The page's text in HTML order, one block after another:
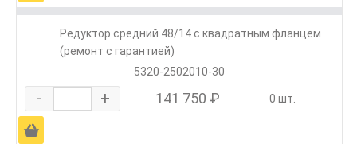
Редуктор средний 48/14 с квадратным фланцем
(ремонт с гарантией)
5320-2502010-30
- + 141 750 ₽ 0 шт.
Ä